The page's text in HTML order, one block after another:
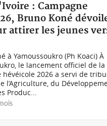
: Campagne
Bruno Koné
attirer les jeunes
à Yamoussoukro (Ph Koaci) À
le lancement officiel de la
hévéicole 2026 a servi de
l’Agriculture, du
Produc...